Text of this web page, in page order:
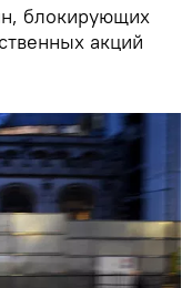
блокирующих
акций